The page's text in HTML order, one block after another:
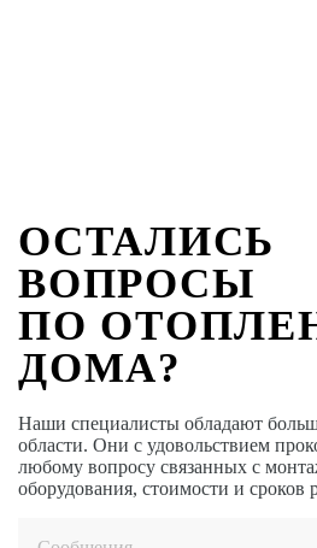
ОСТАЛИСЬ
ВОПРОСЫ
ПО
ДОМА?
Наши специалисты обладают
области. Они с удовольствием
любому вопросу связанных с
оборудования, стоимости и сроков